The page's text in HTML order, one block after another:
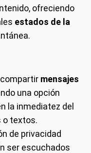
ofreciendo
estados de la
mensajes
una opción
la inmediatez del
o textos.
de privacidad
ser escuchados